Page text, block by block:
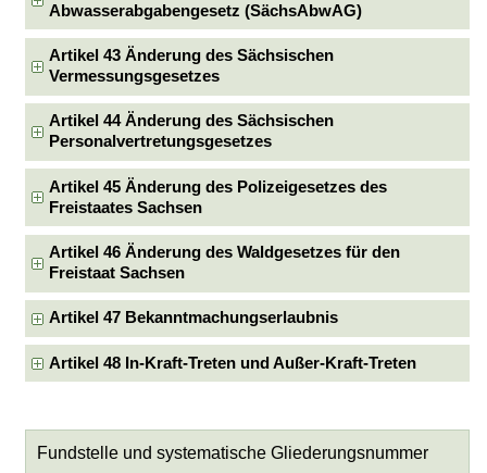
Abwasserabgabengesetz (SächsAbwAG)
Artikel 43 Änderung des Sächsischen
Vermessungsgesetzes
Artikel 44 Änderung des Sächsischen
Personalvertretungsgesetzes
Artikel 45 Änderung des Polizeigesetzes des
Freistaates Sachsen
Artikel 46 Änderung des Waldgesetzes für den
Freistaat Sachsen
Artikel 47 Bekanntmachungserlaubnis
Artikel 48 In-Kraft-Treten und Außer-Kraft-Treten
Fundstelle und systematische Gliederungsnummer